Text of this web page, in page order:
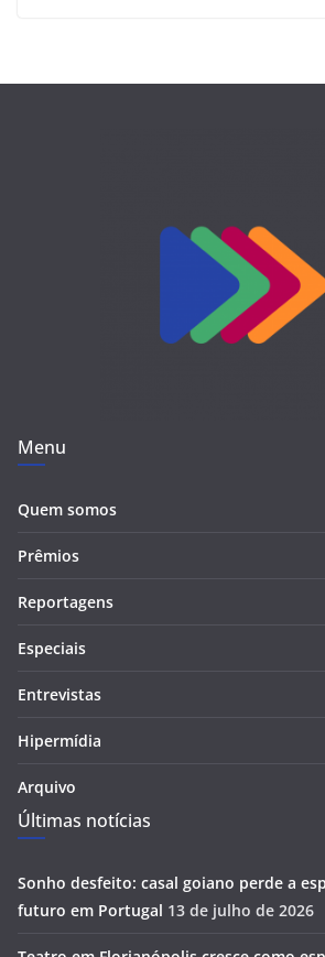
Menu
Quem somos
Prêmios
Reportagens
Especiais
Entrevistas
Hipermídia
Arquivo
Últimas notícias
Sonho desfeito: casal goiano perde a
futuro em Portugal 13 de julho de 2026